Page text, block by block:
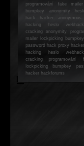
programování fake
bumpkey anonymity
hackhacker anonymous
hackingheslo
cracking anonymity
mailer lockpicking
password hack proxy
hacking heslo
cracking programování
lockpicking bumpkey
hackerhackforums